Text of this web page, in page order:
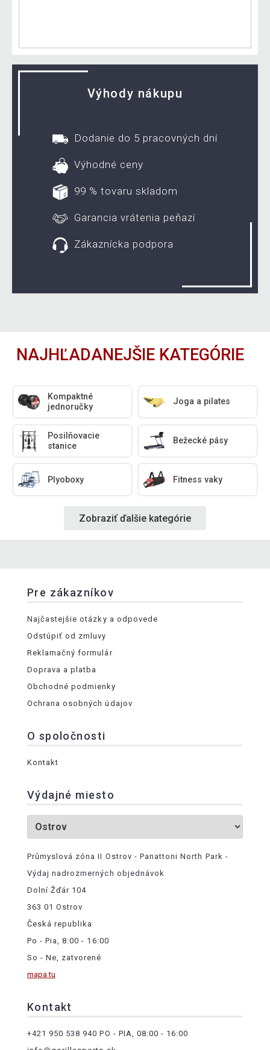
Výhody nákupu
Dodanie do 5 pracovných dní
Výhodné ceny
99 % tovaru skladom
Garancia vrátenia peňazí
Zákaznícka podpora
NAJHĽADANEJŠIE KATEGÓRIE
Kompaktné
jednoručky
Joga a pilates
Posilňovacie
stanice
Bežecké pásy
Plyoboxy Fitness vaky
Zobraziť ďalšie kategórie
Pre zákazníkov
Najčastejšie otázky a odpovede
Odstúpiť od zmluvy
Reklamačný formulár
Doprava a platba
Obchodné podmienky
Ochrana osobných údajov
O spoločnosti
Kontakt
Výdajné miesto
Průmyslová zóna II Ostrov - Panattoni North Park -
Výdaj nadrozmerných objednávok
Dolní Žďár 104
363 01 Ostrov
Česká republika
Po - Pia, 8:00 - 16:00
So - Ne, zatvorené
mapa tu
Kontakt
+421 950 538 940 PO - PIA, 08:00 - 16:00